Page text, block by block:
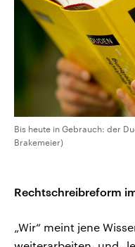
Bis heute in Gebrauch: der
Brakemeier)
Rechtschreibreform
„Wir“ meint jene